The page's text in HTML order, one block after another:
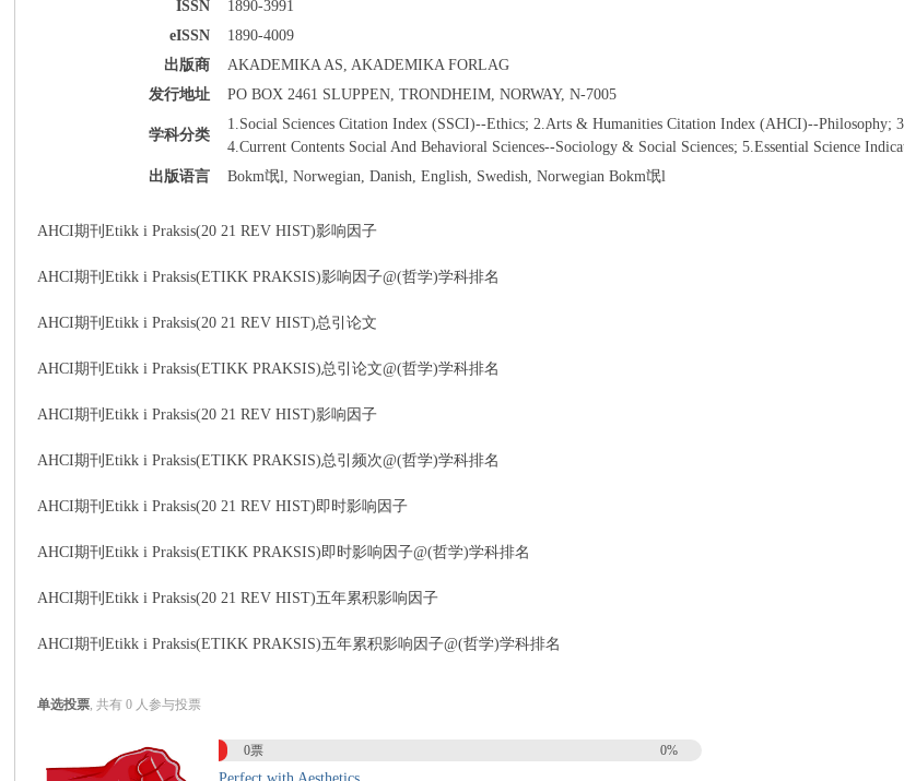
ISSN
1890-3991
eISSN
1890-4009
出版商
AKADEMIKA AS, AKADEMIKA FORLAG
发行地址
PO BOX 2461 SLUPPEN, TRONDHEIM, NORWAY, N-7005
学科分类
1.Social Sciences Citation Index (SSCI)--Ethics; 2.Arts & Humanities Citation Index (AHCI)--Philosophy;
4.Current Contents Social And Behavioral Sciences--Sociology & Social Sciences; 5.Essential Science
出版语言
Bokm氓l, Norwegian, Danish, English, Swedish, Norwegian Bokm氓l
AHCI期刊Etikk i Praksis(20 21 REV HIST)影响因子
AHCI期刊Etikk i Praksis(ETIKK PRAKSIS)影响因子@(哲学)学科排名
AHCI期刊Etikk i Praksis(20 21 REV HIST)总引论文
AHCI期刊Etikk i Praksis(ETIKK PRAKSIS)总引论文@(哲学)学科排名
AHCI期刊Etikk i Praksis(20 21 REV HIST)影响因子
AHCI期刊Etikk i Praksis(ETIKK PRAKSIS)总引频次@(哲学)学科排名
AHCI期刊Etikk i Praksis(20 21 REV HIST)即时影响因子
AHCI期刊Etikk i Praksis(ETIKK PRAKSIS)即时影响因子@(哲学)学科排名
AHCI期刊Etikk i Praksis(20 21 REV HIST)五年累积影响因子
AHCI期刊Etikk i Praksis(ETIKK PRAKSIS)五年累积影响因子@(哲学)学科排名
单选投票, 共有 0 人参与投票
0票 0%